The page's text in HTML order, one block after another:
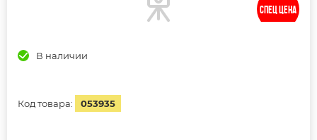
СПЕЦ ЦЕНА
В наличии
Код товара: 053935